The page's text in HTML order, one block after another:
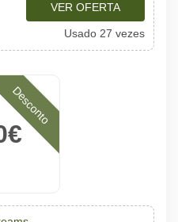
VER OFERTA
Usado 27 vezes
Desconto